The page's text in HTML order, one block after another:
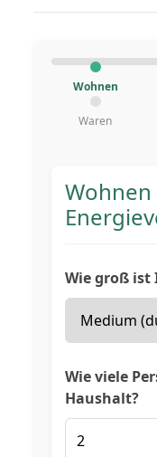
Wohnen
Waren
Wohnen
Wie groß ist
Wie viele
Haushalt?